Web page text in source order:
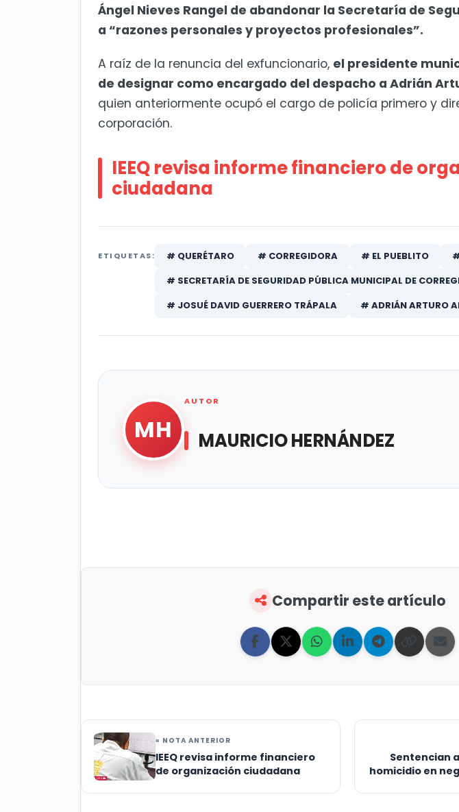
Ángel Nieves Rangel de abandonar la Secretaría de
a “razones personales y proyectos profesionales”.
A raíz de la renuncia del exfuncionario, el presidente
de designar como encargado del despacho a Adrián
quien anteriormente ocupó el cargo de policía primero y
corporación.
IEEQ revisa informe financiero de
ciudadana
ETIQUETAS: # QUERÉTARO # CORREGIDORA # EL PUEBLITO
# SECRETARÍA DE SEGURIDAD PÚBLICA MUNICIPAL DE
# JOSUÉ DAVID GUERRERO TRÁPALA
# ADRIÁN ARTURO
MH
AUTOR
MAURICIO HERNÁNDEZ
Compartir este artículo
« NOTA ANTERIOR
IEEQ revisa informe financiero
de organización ciudadana
Sentencian
homicidio en